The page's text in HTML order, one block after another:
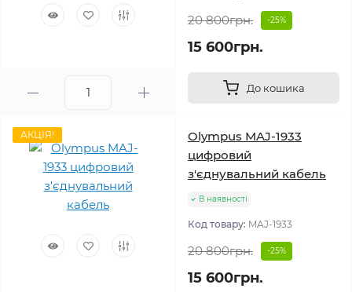
20 800грн. -25%
15 600грн.
До кошика
АКЦІЯ!
Olympus MAJ-1933
цифровий
з'єднувальний кабель
В наявності
Код товару: MAJ-1933
20 800грн. -25%
15 600грн.